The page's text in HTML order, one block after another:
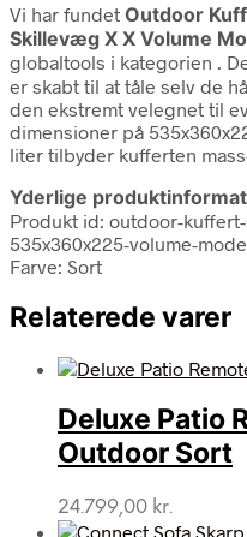
Vi har fundet Outdoor
Skillevæg X X Volume
globaltools i kategorien .
er skabt til at tåle selv de
den ekstremt velegnet til
dimensioner på
liter tilbyder kufferten
Yderlige
Produkt id: outdoor-
535x360x225-volume-
Farve: Sort
Relaterede varer
Deluxe Patio
Outdoor Sort
24.799,00 kr.